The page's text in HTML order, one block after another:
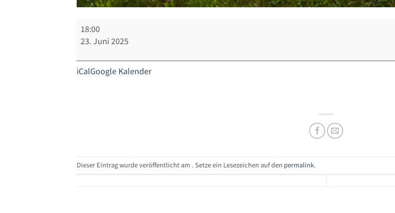
Fraktionssitzung
Anmeldung
erforderlich
18:00
23. Juni 2025
iCalGoogle Kalender
Dieser Eintrag wurde veröffentlicht am . Setze ein Lesezeichen auf den permalink.